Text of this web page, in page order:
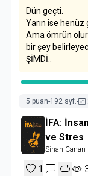
Dün geçti.
Yarın ise henüz
Ama ömrün olur
bir şey
ŞİMDİ..
5 puan-192 syf.-
İFA:
ve Stres
Sinan Canan
1